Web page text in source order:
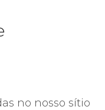
no nosso sítio